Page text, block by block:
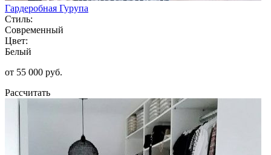
Гардеробная Гурупа
Стиль:
Современный
Цвет:
Белый
от 55 000 руб.
Рассчитать